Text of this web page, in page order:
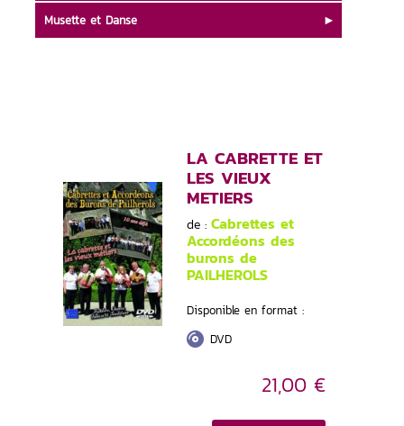
LA CABRETTE ET
LES VIEUX
METIERS
de : Cabrettes et
Accordéons des
burons de
PAILHEROLS
Disponible en format :
DVD
21,00 €
Musette et Danse